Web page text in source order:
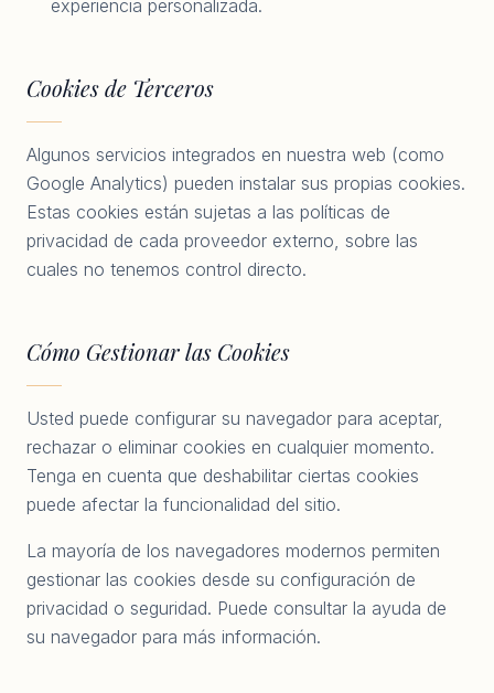
experiencia personalizada.
Cookies de Terceros
Algunos servicios integrados en nuestra web (como
Google Analytics) pueden instalar sus propias cookies.
Estas cookies están sujetas a las políticas de
privacidad de cada proveedor externo, sobre las
cuales no tenemos control directo.
Cómo Gestionar las Cookies
Usted puede configurar su navegador para aceptar,
rechazar o eliminar cookies en cualquier momento.
Tenga en cuenta que deshabilitar ciertas cookies
puede afectar la funcionalidad del sitio.
La mayoría de los navegadores modernos permiten
gestionar las cookies desde su configuración de
privacidad o seguridad. Puede consultar la ayuda de
su navegador para más información.